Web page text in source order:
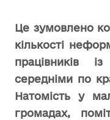
Це зумовлено
кількості
працівників
середніми по
Натомість у
громадах,